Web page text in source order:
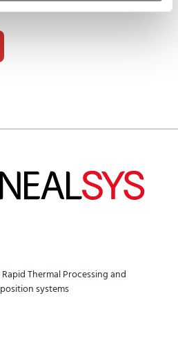
Thermal Processing and
systems